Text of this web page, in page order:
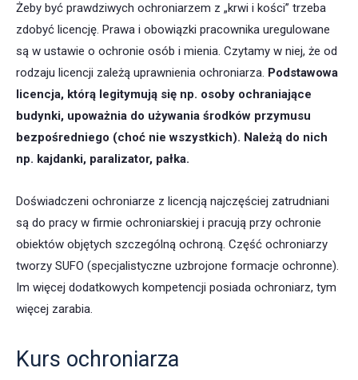
Żeby być prawdziwych ochroniarzem z „krwi i kości” trzeba
zdobyć licencję. Prawa i obowiązki pracownika uregulowane
są w ustawie o ochronie osób i mienia. Czytamy w niej, że od
rodzaju licencji zależą uprawnienia ochroniarza. Podstawowa
licencja, którą legitymują się np. osoby ochraniające
budynki, upoważnia do używania środków przymusu
bezpośredniego (choć nie wszystkich). Należą do nich
np. kajdanki, paralizator, pałka.
Doświadczeni ochroniarze z licencją najczęściej zatrudniani
są do pracy w firmie ochroniarskiej i pracują przy ochronie
obiektów objętych szczególną ochroną. Część ochroniarzy
tworzy SUFO (specjalistyczne uzbrojone formacje ochronne).
Im więcej dodatkowych kompetencji posiada ochroniarz, tym
więcej zarabia.
Kurs ochroniarza